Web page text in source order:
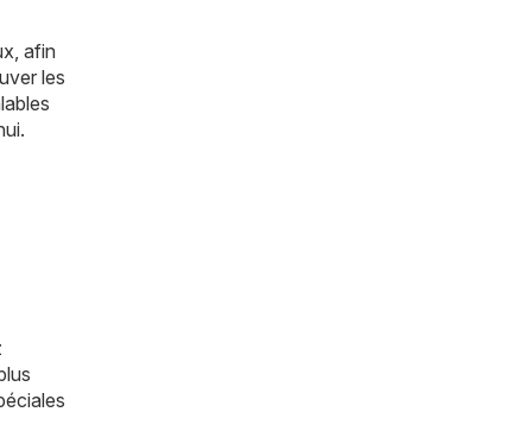
afin
les